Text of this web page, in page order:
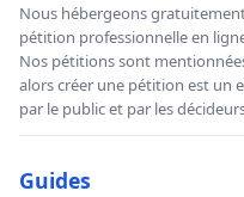
Nous hébergeons
pétition professionnelle en
Nos pétitions sont
alors créer une pétition est un
par le public et par les
Guides